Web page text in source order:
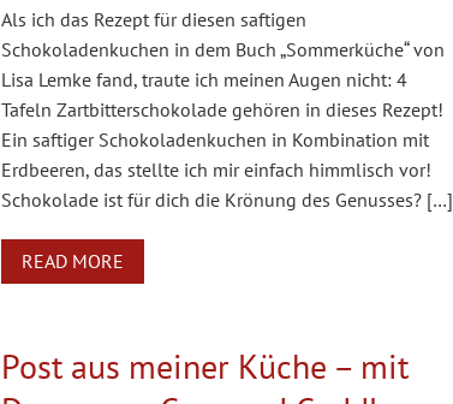
Als ich das Rezept für diesen saftigen
Schokoladenkuchen in dem Buch „Sommerküche“ von
Lisa Lemke fand, traute ich meinen Augen nicht: 4
Tafeln Zartbitterschokolade gehören in dieses Rezept!
Ein saftiger Schokoladenkuchen in Kombination mit
Erdbeeren, das stellte ich mir einfach himmlisch vor!
Schokolade ist für dich die Krönung des Genusses? […]
READ MORE
Post aus meiner Küche – mit